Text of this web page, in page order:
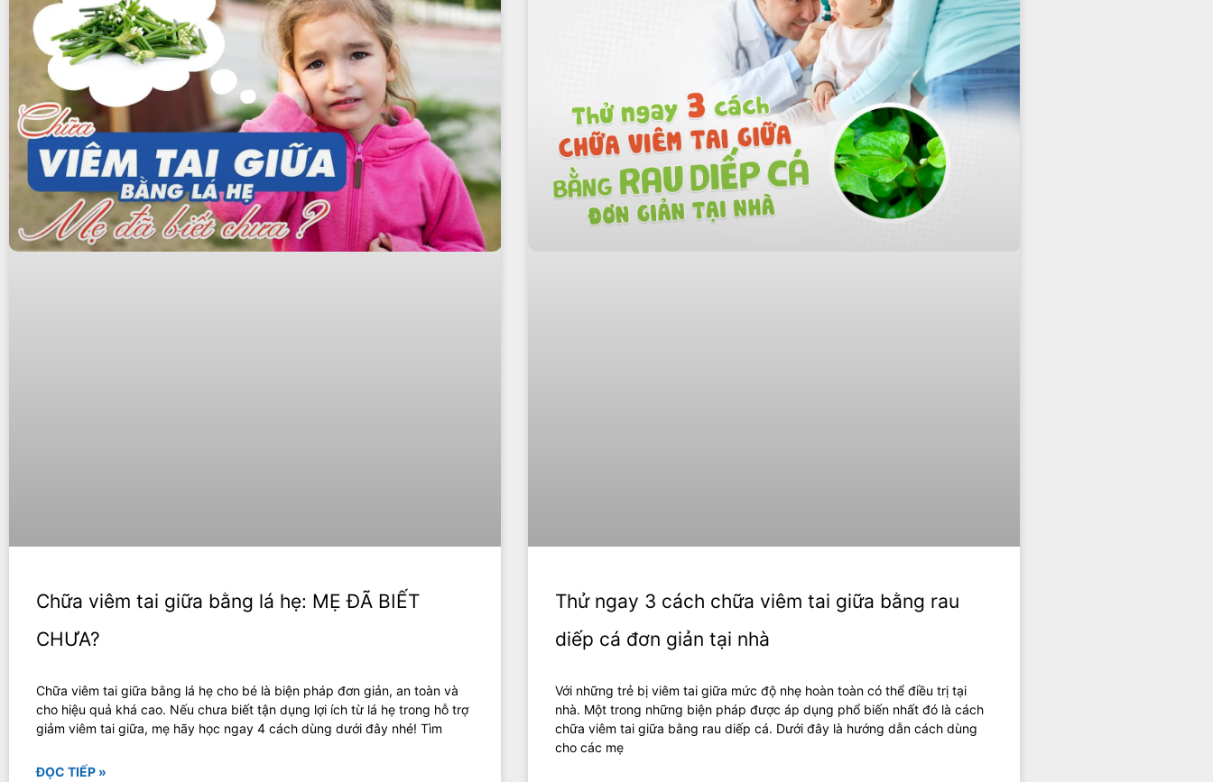
Chữa viêm tai giữa bằng lá hẹ: MẸ ĐÃ BIẾT
CHƯA?
Chữa viêm tai giữa bằng lá hẹ cho bé là biện pháp đơn giản, an toàn và
cho hiệu quả khá cao. Nếu chưa biết tận dụng lợi ích từ lá hẹ trong hỗ trợ
giảm viêm tai giữa, mẹ hãy học ngay 4 cách dùng dưới đây nhé! Tìm
ĐỌC TIẾP »
Thử ngay 3 cách chữa viêm tai giữa bằng rau
diếp cá đơn giản tại nhà
Với những trẻ bị viêm tai giữa mức độ nhẹ hoàn toàn có thể điều trị tại
nhà. Một trong những biện pháp được áp dụng phổ biến nhất đó là cách
chữa viêm tai giữa bằng rau diếp cá. Dưới đây là hướng dẫn cách dùng
cho các mẹ